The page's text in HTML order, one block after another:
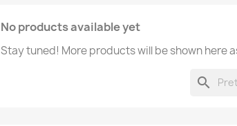
No products available yet
Stay tuned! More products will be shown here
search